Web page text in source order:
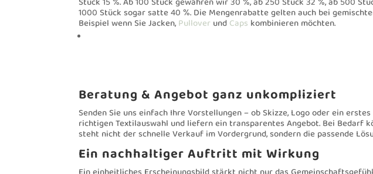
1000 Stück sogar satte 40 %. Die Mengenrabatte gelten auch bei
Beispiel wenn Sie Jacken,PulloverundCaps kombinieren möchten.
Beratung & Angebot ganz unkompliziert
Senden Sie uns einfach Ihre Vorstellungen – ob Skizze, Logo oder ein
richtigen Textilauswahl und liefern ein transparentes Angebot. Bei Bedarf
steht nicht der schnelle Verkauf im Vordergrund, sondern die passende
Ein nachhaltiger Auftritt mit Wirkung